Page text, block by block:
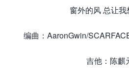
窗外的风 总让
编曲：AaronGwin/
吉他：陈麒